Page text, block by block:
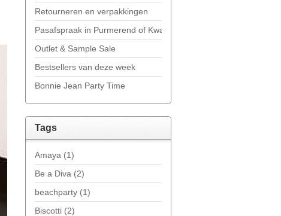
Retourneren en verpakkingen
Pasafspraak in Purmerend of Kwadijk
Outlet & Sample Sale
Bestsellers van deze week
Bonnie Jean Party Time
Tags
Amaya (1)
Be a Diva (2)
beachparty (1)
Biscotti (2)